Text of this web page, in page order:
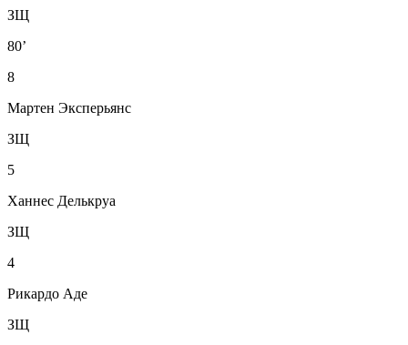
ЗЩ
80’
8
Мартен Эксперьянс
ЗЩ
5
Ханнес Делькруа
ЗЩ
4
Рикардо Аде
ЗЩ